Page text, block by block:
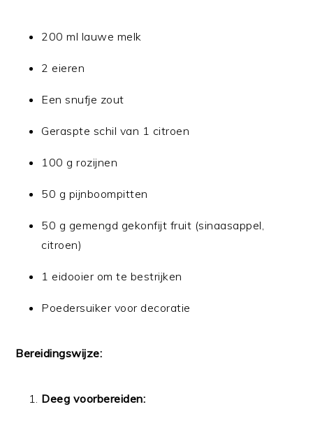
200 ml lauwe melk
2 eieren
Een snufje zout
Geraspte schil van 1 citroen
100 g rozijnen
50 g pijnboompitten
50 g gemengd gekonfijt fruit (sinaasappel,
citroen)
1 eidooier om te bestrijken
Poedersuiker voor decoratie
Bereidingswijze:
Deeg voorbereiden: